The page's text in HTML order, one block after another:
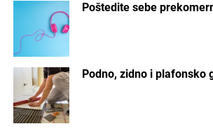
Poštedite sebe
Podno, zidno i plafonsko